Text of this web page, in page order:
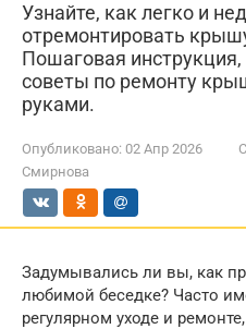
Узнайте, как легко и
отремонтировать
Пошаговая
советы по ремонту
руками.
Опубликовано: 02 Апр 2026
Смирнова
Задумывались ли вы, как
любимой беседке? Часто
регулярном уходе и